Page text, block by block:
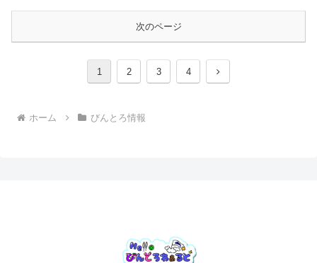
次のページ
1 2 3 4 次
ホーム びんとろ情報